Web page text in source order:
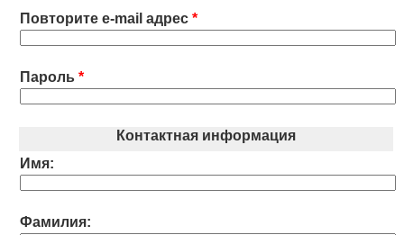
Повторите e-mail адрес *
Пароль *
Контактная информация
Имя:
Фамилия: